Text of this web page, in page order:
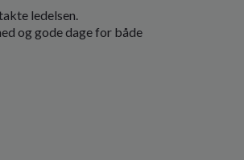
ledelsen.
og gode dage for både